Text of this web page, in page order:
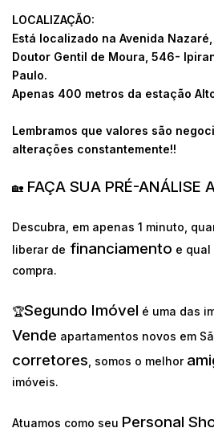
LOCALIZAÇÃO:
Está localizado na Avenida Nazaré,
Doutor Gentil de Moura, 546-
Paulo.
Apenas 400 metros da estação
Lembramos que valores são
alterações constantemente!!
🏡 FAÇA SUA PRÉ-ANÁLISE
Descubra, em apenas 1 minuto,
liberar de financiamento e qual
compra.
🏆Segundo Imóvel é uma das
Vende apartamentos novos em
corretores , somos o melhor
imóveis.
Atuamos como seu Personal